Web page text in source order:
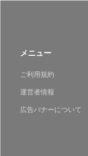
メニュー
ご利用規約
運営者情報
広告バナーについて